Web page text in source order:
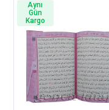
Aynı
Gün
Kargo